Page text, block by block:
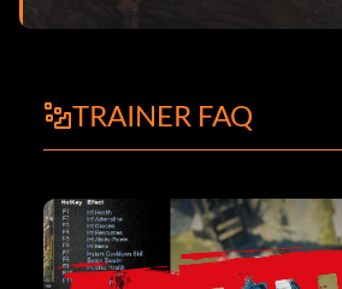
TRAINER FAQ